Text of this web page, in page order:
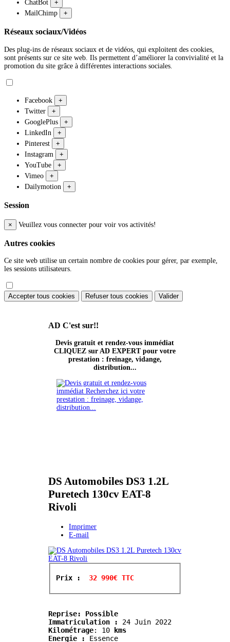
ChatBot
+
MailChimp
+
Réseaux sociaux/Vidéos
Des plug-ins de réseaux sociaux et de vidéos, qui exploitent des cookies,
sont présents sur ce site web. Ils permettent d’améliorer la convivialité et la
promotion du site grâce à différentes interactions sociales.
Facebook
+
Twitter
+
GooglePlus
+
LinkedIn
+
Pinterest
+
Instagram
+
YouTube
+
Vimeo
+
Dailymotion
+
Session
× Veuillez vous connecter pour voir vos activités!
Autres cookies
Ce site web utilise un certain nombre de cookies pour gérer, par exemple,
les sessions utilisateurs.
Accepter tous cookies Refuser tous cookies Valider
AD C'est sur!!
Devis gratuit et rendez-vous immédiat
CLIQUEZ sur AD EXPERT pour votre
prestation : freinage, vidange,
distribution...
DS Automobiles DS3 1.2L
Puretech 130cv EAT-8
Rivoli
Imprimer
E-mail
Prix : 32 990€ TTC
Reprise: Possible
Immatriculation :
Kilométrage: 10 kms
Energie :
Essence